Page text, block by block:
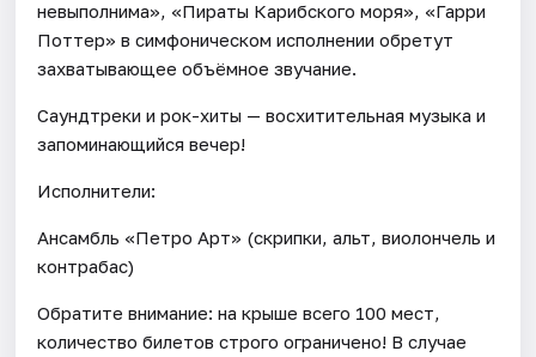
невыполнима», «Пираты Карибского моря», «Гарри
Поттер» в симфоническом исполнении обретут
захватывающее объёмное звучание.
Саундтреки и рок-хиты — восхитительная музыка и
запоминающийся вечер!
Исполнители:
Ансамбль «Петро Арт» (скрипки, альт, виолончель и
контрабас)
Обратите внимание: на крыше всего 100 мест,
количество билетов строго ограничено! В случае